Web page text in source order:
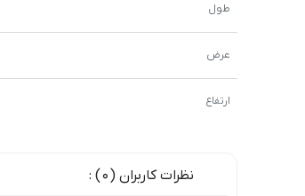
طول
عرض
ارتفاع
نظرات کاربران (0) :